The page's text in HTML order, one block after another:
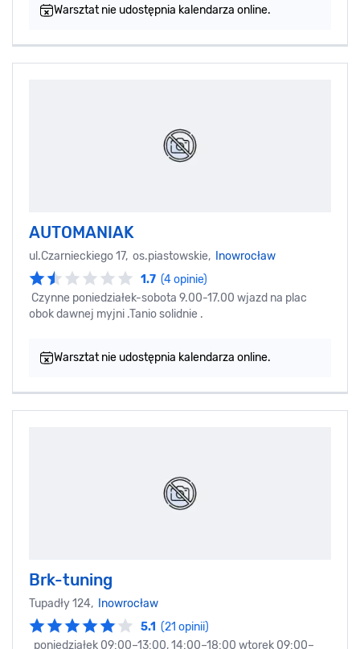
Warsztat nie udostępnia kalendarza online.
AUTOMANIAK
ul.Czarnieckiego 17, os.piastowskie,
Inowrocław
1.7 (4 opinie)
Czynne poniedziałek-sobota 9.00-17.00 wjazd na plac
obok dawnej myjni .Tanio solidnie .
Warsztat nie udostępnia kalendarza online.
Brk-tuning
Tupadły 124,
Inowrocław
5.1 (21 opinii)
poniedziałek 09:00–13:00, 14:00–18:00 wtorek 09:00–